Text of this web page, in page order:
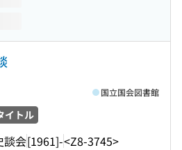
イトル
談会[1961]-<Z8-3745>
国立国会図書館